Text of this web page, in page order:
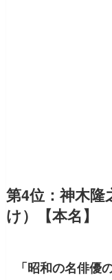
第4位：神木
け）【本名】
「昭和の名俳優